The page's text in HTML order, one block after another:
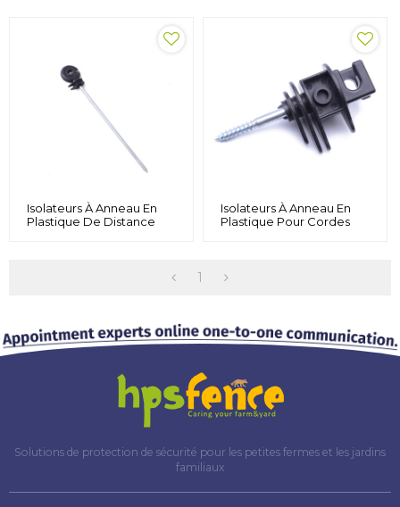
Isolateurs En Plastique Vis
Isolateurs À Anneau En
Plastique De Distance
Isolateurs En Plastique Vis
Isolateurs À Anneau En
Plastique Pour Cordes
Isolateur Pour Poteau En
1
Solutions de protection de sécurité pour les petites fermes et les jardins
familiaux